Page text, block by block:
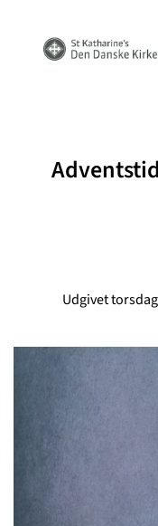
Udgivet